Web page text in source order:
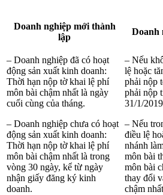
Doanh nghiệp mới thành
lập
Doanh
– Doanh nghiệp đã có hoạt
động sản xuất kinh doanh:
Thời hạn nộp tờ khai lệ phí
môn bài chậm nhất là ngày
cuối cùng của tháng.
– Doanh nghiệp chưa có hoạt
động sản xuất kinh doanh:
Thời hạn nộp tờ khai lệ phí
môn bài chậm nhất là trong
vòng 30 ngày, kể từ ngày
nhận giấy đăng ký kinh
doanh.
– Nếu
lệ hoặc
phải nộp
phải nộp
31/1/
– Nếu
điều lệ
nhánh
môn bài
môn bài
thay đổi
chậm